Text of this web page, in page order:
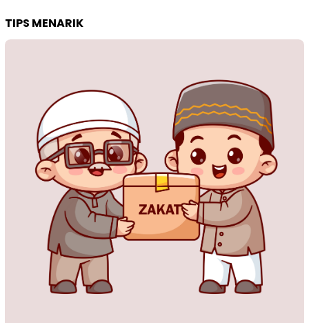
TIPS MENARIK